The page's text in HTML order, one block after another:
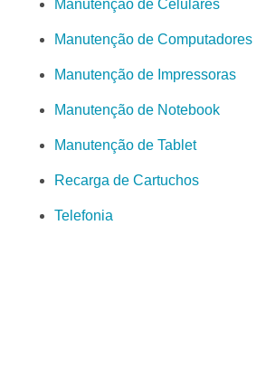
Manutenção de Celulares
Manutenção de Computadores
Manutenção de Impressoras
Manutenção de Notebook
Manutenção de Tablet
Recarga de Cartuchos
Telefonia